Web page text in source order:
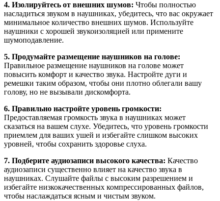
4. Изолируйтесь от внешних шумов: Чтобы полностью
насладиться звуком в наушниках, убедитесь, что вас окружает
минимальное количество внешних шумов. Используйте
наушники с хорошей звукоизоляцией или примените
шумоподавление.
5. Продумайте размещение наушников на голове:
Правильное размещение наушников на голове может
повысить комфорт и качество звука. Настройте дуги и
ремешки таким образом, чтобы они плотно облегали вашу
голову, но не вызывали дискомфорта.
6. Правильно настройте уровень громкости:
Предоставляемая громкость звука в наушниках может
сказаться на вашем слухе. Убедитесь, что уровень громкости
приемлем для ваших ушей и избегайте слишком высоких
уровней, чтобы сохранить здоровье слуха.
7. Подберите аудиозаписи высокого качества: Качество
аудиозаписи существенно влияет на качество звука в
наушниках. Слушайте файлы с высоким разрешением и
избегайте низкокачественных компрессированных файлов,
чтобы наслаждаться ясным и чистым звуком.